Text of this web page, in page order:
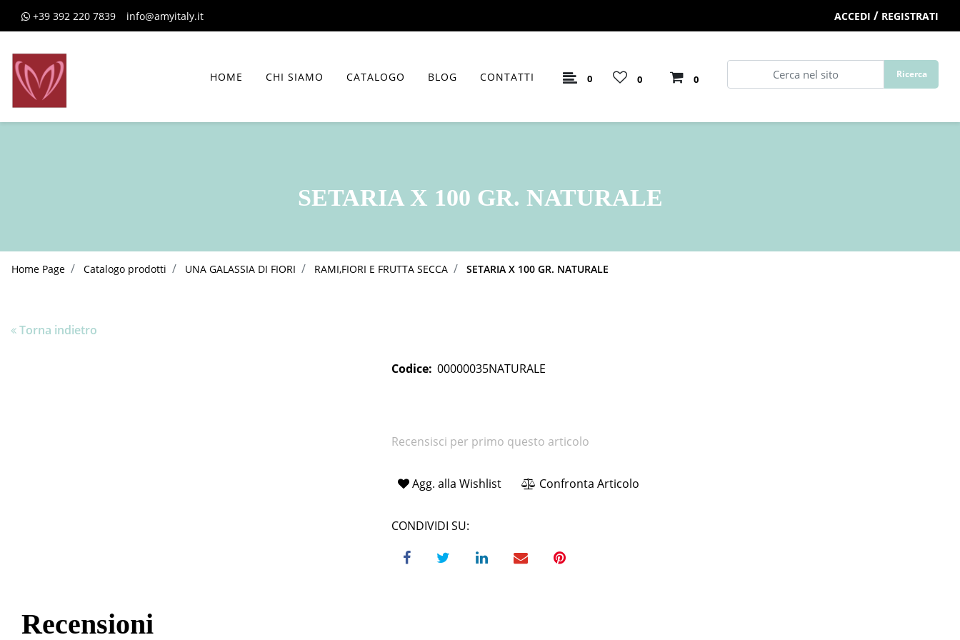
+39 392 220 7839 info@amyitaly.it ACCEDI / REGISTRATI
HOME CHI SIAMO CATALOGO BLOG CONTATTI 0 0 0
SETARIA X 100 GR. NATURALE
Home Page Catalogo prodotti UNA GALASSIA DI FIORI RAMI,FIORI E FRUTTA SECCA SETARIA X 100 GR. NATURALE
Torna indietro
Codice: 00000035NATURALE
Recensisci per primo questo articolo
Agg. alla Wishlist Confronta Articolo
CONDIVIDI SU:
Recensioni